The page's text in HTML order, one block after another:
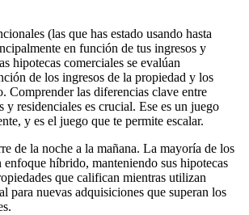
(las que has estado usando hasta
en función de tus ingresos y
hipotecas comerciales se evalúan
de los ingresos de la propiedad y los
Comprender las diferencias clave entre
y residenciales es crucial. Ese es un juego
y es el juego que te permite escalar.
de la noche a la mañana. La mayoría de los
híbrido, manteniendo sus hipotecas
que califican mientras utilizan
para nuevas adquisiciones que superan los